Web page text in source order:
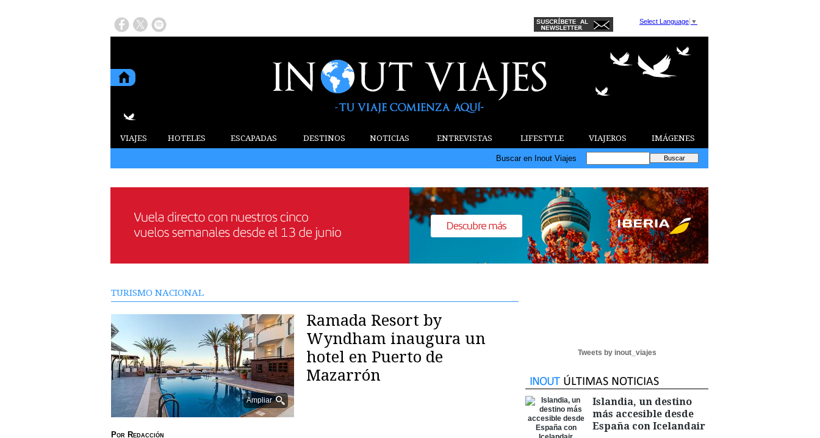
Select Language ▼
VIAJES HOTELES ESCAPADAS DESTINOS NOTICIAS ENTREVISTAS LIFESTYLE VIAJEROS IMÁGENES
Buscar en Inout Viajes
TURISMO NACIONAL
Ampliar
Ramada Resort by
Wyndham inaugura un
hotel en Puerto de
Mazarrón
Por Redacción
Tweets by inout_viajes
Islandia, un destino
más accesible desde
España con Icelandair